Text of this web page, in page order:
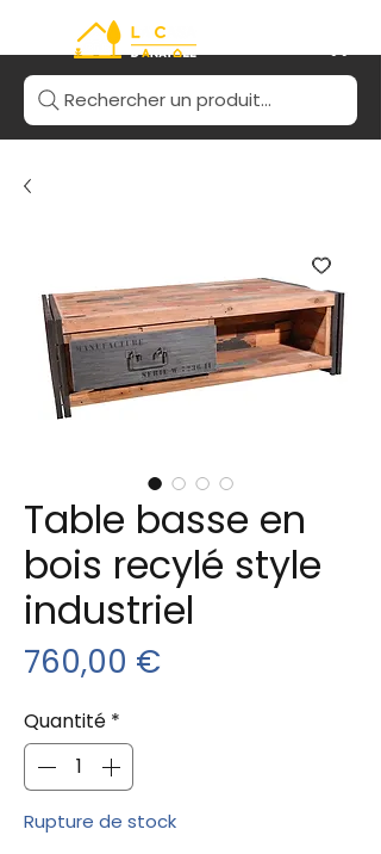
Rechercher un produit...
Table basse en
bois recylé style
industriel
760,00 €
Quantité *
Rupture de stock